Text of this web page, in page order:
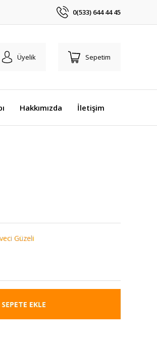
0(533) 644 44 45
Üyelik Sepetim
Hakkımızda İletişim
Güzeli
SEPETE EKLE